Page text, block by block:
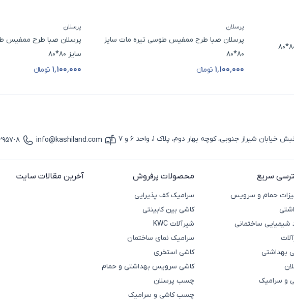
پرسلان
پرسلان صبا طرح ممفیس طوسی تیره مات سایز
80*80
۱٬۱۰۰٬۰۰۰ تومانء
قیمت محصول
پرسلان
پرسلان صبا طرح ممفیس
سایز 80*80
۱٬۱۰۰٬۰۰۰ تومانء
قیمت محصول
شیراز جنوبی، کوچه بهار دوم، پلاک 1، واحد 6 و 7
آیکون ایمیل
info@kashiland.com
آیکون
8
سریع
حمام و سرویس
شیمیایی ساختمانی
بهداشتی
و سرامیک
محصولات پرفروش
سرامیک کف پذیرایی
کاشی بین کابینتی
شیرآلات KWC
سرامیک نمای ساختمان
کاشی استخری
کاشی سرویس بهداشتی و حمام
چسب پرسلان
چسب کاشی و سرامیک
آخرین مقالات سایت